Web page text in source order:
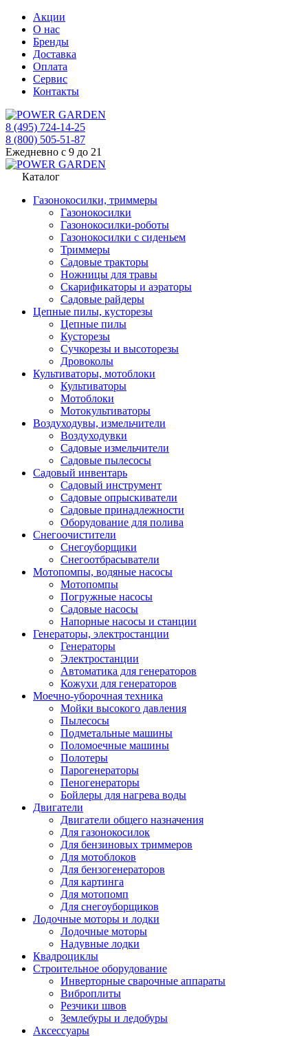
Акции
О нас
Бренды
Доставка
Оплата
Сервис
Контакты
8 (495) 724-14-25
8 (800) 505-51-87
Ежедневно с 9 до 21
Каталог
Газонокосилки, триммеры
Газонокосилки
Газонокосилки-роботы
Газонокосилки с сиденьем
Триммеры
Садовые тракторы
Ножницы для травы
Скарификаторы и аэраторы
Садовые райдеры
Цепные пилы, кусторезы
Цепные пилы
Кусторезы
Сучкорезы и высоторезы
Дровоколы
Культиваторы, мотоблоки
Культиваторы
Мотоблоки
Мотокультиваторы
Воздуходувы, измельчители
Воздуходувки
Садовые измельчители
Садовые пылесосы
Садовый инвентарь
Садовый инструмент
Садовые опрыскиватели
Садовые принадлежности
Оборудование для полива
Снегоочистители
Снегоуборщики
Снегоотбрасыватели
Мотопомпы, водяные насосы
Мотопомпы
Погружные насосы
Садовые насосы
Напорные насосы и станции
Генераторы, электростанции
Генераторы
Электростанции
Автоматика для генераторов
Кожухи для генераторов
Моечно-уборочная техника
Мойки высокого давления
Пылесосы
Подметальные машины
Поломоечные машины
Полотеры
Парогенераторы
Пеногенераторы
Бойлеры для нагрева воды
Двигатели
Двигатели общего назначения
Для газонокосилок
Для бензиновых триммеров
Для мотоблоков
Для бензогенераторов
Для картинга
Для мотопомп
Для снегоуборщиков
Лодочные моторы и лодки
Лодочные моторы
Надувные лодки
Квадроциклы
Строительное оборудование
Инверторные сварочные аппараты
Виброплиты
Резчики швов
Землебуры и ледобуры
Аксессуары